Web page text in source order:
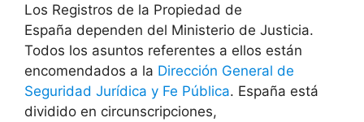
Los Registros de la Propiedad de
España dependen del Ministerio de Justicia.
Todos los asuntos referentes a ellos están
encomendados a la Dirección General de
Seguridad Jurídica y Fe Pública. España está
dividido en circunscripciones,